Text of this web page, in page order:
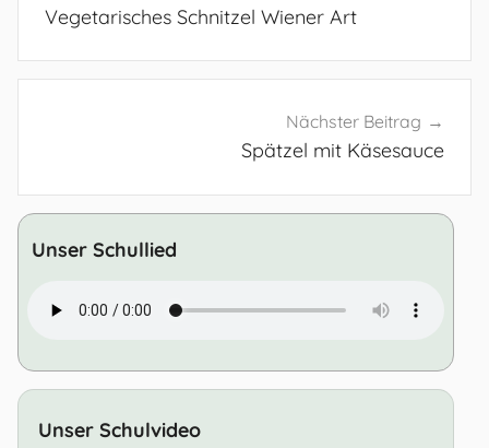
Vegetarisches Schnitzel Wiener Art
Nächster Beitrag
Spätzel mit Käsesauce
Unser Schullied
Unser Schulvideo